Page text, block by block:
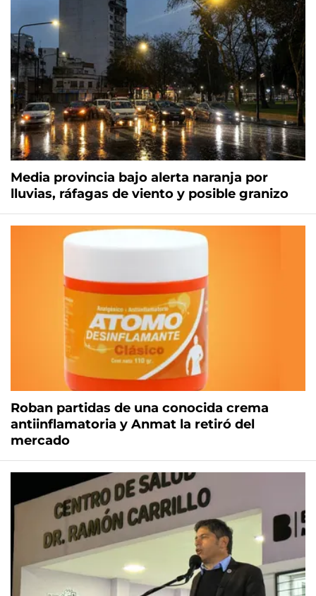
Media provincia bajo alerta naranja por
lluvias, ráfagas de viento y posible granizo
Roban partidas de una conocida crema
antiinflamatoria y Anmat la retiró del
mercado